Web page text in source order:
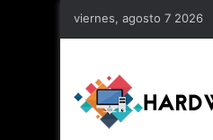
viernes, agosto 7 2026